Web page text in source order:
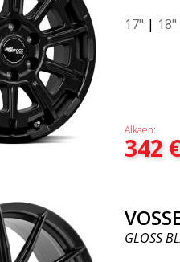
17" | 18"
Alkaen:
342
GLOSS